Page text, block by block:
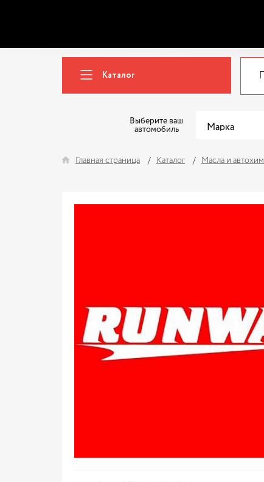
Каталог
Выберите ваш
автомобиль
Главная страница Каталог Масла и